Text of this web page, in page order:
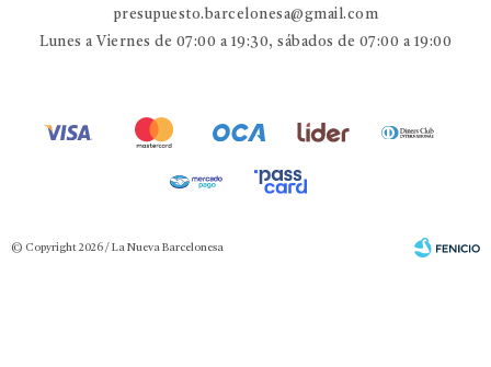
presupuesto.barcelonesa@gmail.com
Lunes a Viernes de 07:00 a 19:30, sábados de 07:00 a 19:00
© Copyright 2026 / La Nueva Barcelonesa